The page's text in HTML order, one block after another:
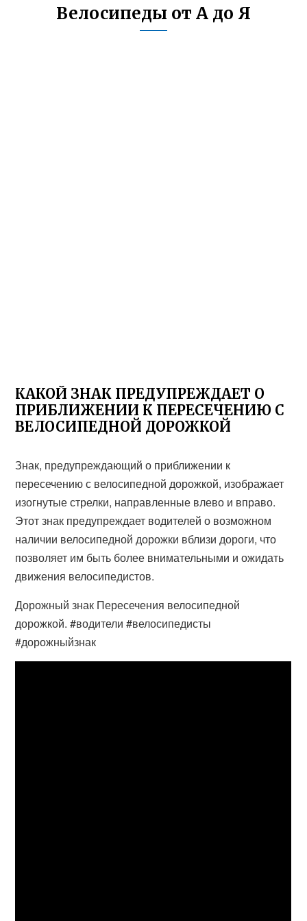
Велосипеды от А до Я
КАКОЙ ЗНАК ПРЕДУПРЕЖДАЕТ О
ПРИБЛИЖЕНИИ К ПЕРЕСЕЧЕНИЮ С
ВЕЛОСИПЕДНОЙ ДОРОЖКОЙ
Знак, предупреждающий о приближении к
пересечению с велосипедной дорожкой, изображает
изогнутые стрелки, направленные влево и вправо.
Этот знак предупреждает водителей о возможном
наличии велосипедной дорожки вблизи дороги, что
позволяет им быть более внимательными и ожидать
движения велосипедистов.
Дорожный знак Пересечения велосипедной
дорожкой. #водители #велосипедисты
#дорожныйзнак